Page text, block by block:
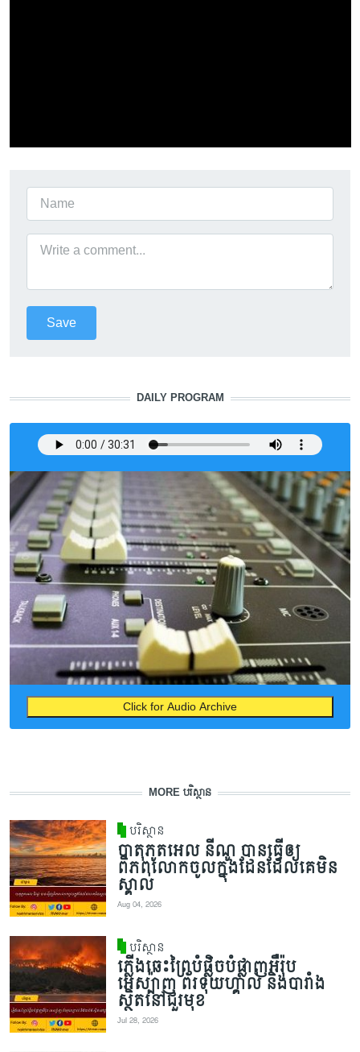
DAILY PROGRAM
Click for Audio Archive
MORE បរិស្ថាន
បរិស្ថាន
បាតុភូតអេល នីណូ បានធ្វើឲ្យ
ពិភពលោកចូលក្នុងដែនដែលគេមិន
ស្គាល់
Aug 04, 2026
បរិស្ថាន
ភ្លើងឆេះព្រៃបំផ្លិចបំផ្លាញអឺរ៉ុប
អេស្ប៉ាញ ព័រទុយហ្គាល់ និងបារាំង
ស្ថិតនៅជួរមុខ
Jul 28, 2026